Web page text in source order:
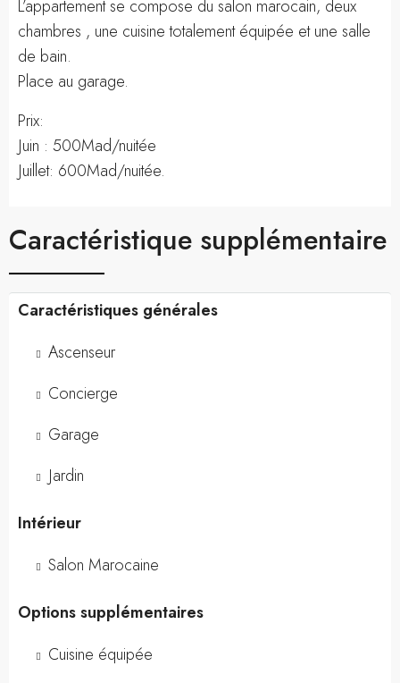
L’appartement se compose du salon marocain, deux
chambres , une cuisine totalement équipée et une salle
de bain.
Place au garage.
Prix:
Juin : 500Mad/nuitée
Juillet: 600Mad/nuitée.
Caractéristique supplémentaire
Caractéristiques générales
Ascenseur
Concierge
Garage
Jardin
Intérieur
Salon Marocaine
Options supplémentaires
Cuisine équipée